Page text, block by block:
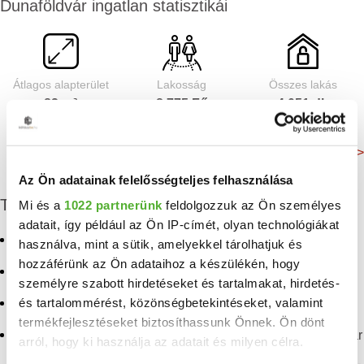
Az Ön adatainak felelősségteljes felhasználása
Mi és a 1022 partnerünk feldolgozzuk az Ön személyes
adatait, így például az Ön IP-címét, olyan technológiákat
használva, mint a sütik, amelyekkel tárolhatjuk és
hozzáférünk az Ön adataihoz a készülékén, hogy
személyre szabott hirdetéseket és tartalmakat, hirdetés-
és tartalommérést, közönségbetekintéseket, valamint
termékfejlesztéseket biztosíthassunk Önnek. Ön dönt
arról, hogy ki használja az adatait és milyen célra.
Dunaföldvár ingatlan statisztikái
Átlagos alapterület
82 m²
Lakosság
8 775 Fő
Összes lakás
4 051 db
Még több adat >
További eladó ingatlanok
Eladó ház Dunaföldvár
Eladó ingatlan Gerjen
Eladó ingatlan Kéty
Eladó ingatlan
Nagymányok
Eladó ingatlan Pálfa
Eladó ingatlan Bölcske
Eladó ingatlan Őcsény
Eladó ingatlan Dunaföldvár